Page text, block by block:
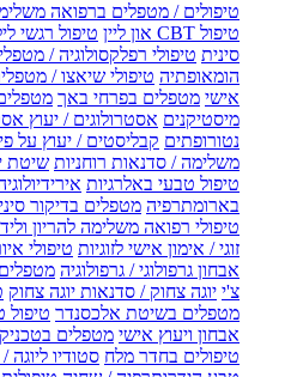
טיפולים / מטפלים ברפואה
טיפול CBT און ליין
טיפול רגשי
סינית טיפולי רפלקסולוגיה /
הומאופתיה טיפולי שיאצו /
אישי מטפלים בפרחי באך
מיסטיקנים אסטרולוגים / יעוץ
נטורופתים קבליסטים / יעוץ על
משלימה / סדנאות רוחניות שיטת
טיפול טבעי באלרגיות
בארומתרפיה מטפלים בדיקור סיני
טיפולי רפואה משלימה להריון
זוגי / אימון אישי לזוגיות טיפולי
אבחון גרפולוגי / גרפולוגיה מטפלים
צ'י יוגה צחוק / סדנאות יוגה צחוק
מטפלים בשיטת אלכסנדר טיפול
אבחון ויעוץ אישי מטפלים
טיפולים בחדר מלח סטודיו ליוגה